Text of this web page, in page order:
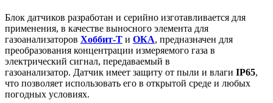
Блок датчиков разработан и серийно изготавливается для
применения, в качестве выносного элемента для
газоанализаторов Хоббит-Т и ОКА, предназначен для
преобразования концентрации измеряемого газа в
электрический сигнал, передаваемый в
газоанализатор. Датчик имеет защиту от пыли и влаги IP65,
что позволяет использовать его в открытой среде и любых
погодных условиях.